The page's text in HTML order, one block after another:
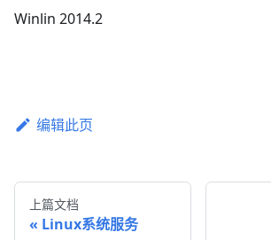
Winlin 2014.2
编辑此页
上篇文档
Linux系统服务